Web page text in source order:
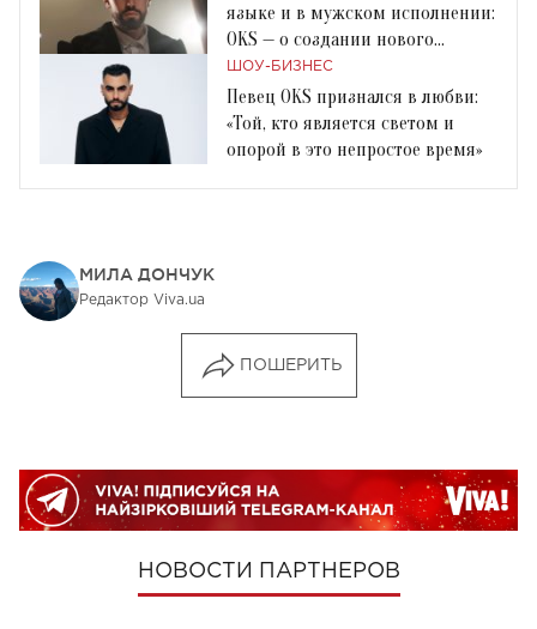
языке и в мужском исполнении:
OKS — о создании нового
ремейка
ШОУ-БИЗНЕС
Певец OKS признался в любви:
«Той, кто является светом и
опорой в это непростое время»
МИЛА ДОНЧУК
Редактор Viva.ua
ПОШЕРИТЬ
НОВОСТИ ПАРТНЕРОВ